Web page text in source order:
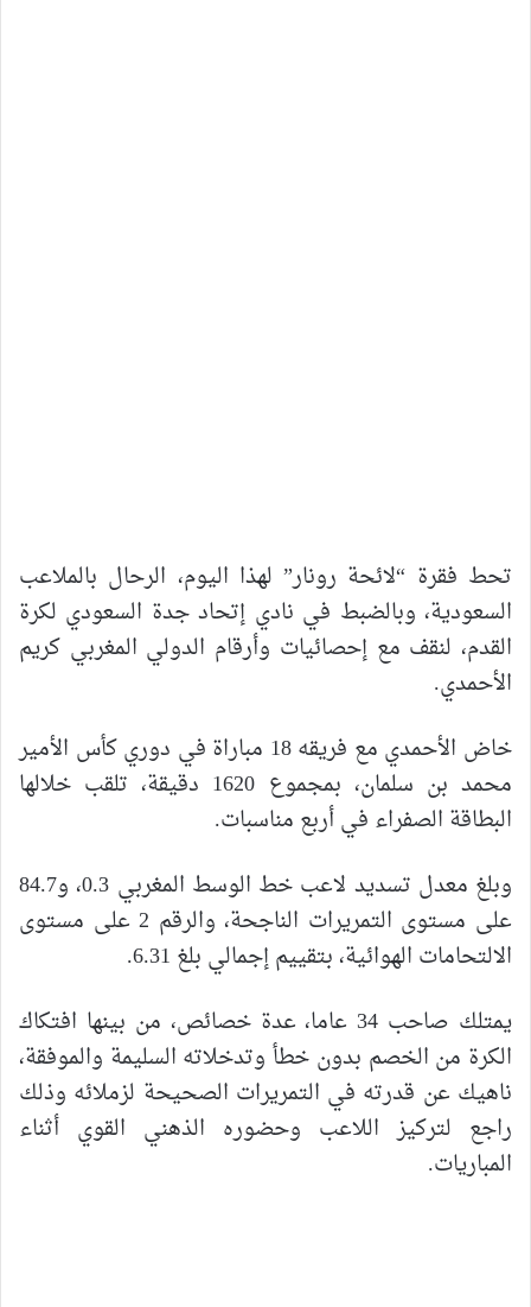
تحط فقرة “لائحة رونار” لهذا اليوم، الرحال بالملاعب
السعودية، وبالضبط في نادي إتحاد جدة السعودي لكرة
القدم، لنقف مع إحصائيات وأرقام الدولي المغربي كريم
الأحمدي.
خاض الأحمدي مع فريقه 18 مباراة في دوري كأس الأمير
محمد بن سلمان، بمجموع 1620 دقيقة، تلقب خلالها
البطاقة الصفراء في أربع مناسبات.
وبلغ معدل تسديد لاعب خط الوسط المغربي 0.3، و84.7
على مستوى التمريرات الناجحة، والرقم 2 على مستوى
الالتحامات الهوائية، بتقييم إجمالي بلغ 6.31.
يمتلك صاحب 34 عاما، عدة خصائص، من بينها افتكاك
الكرة من الخصم بدون خطأ وتدخلاته السليمة والموفقة،
ناهيك عن قدرته في التمريرات الصحيحة لزملائه وذلك
راجع لتركيز اللاعب وحضوره الذهني القوي أثناء
المباريات.